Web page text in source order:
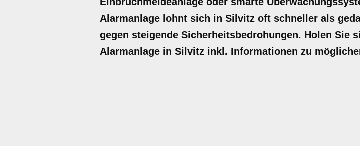
Alarmanlage lohnt sich in Silvitz oft schneller als
gegen steigende Sicherheitsbedrohungen. Holen Sie
Alarmanlage in Silvitz inkl. Informationen zu